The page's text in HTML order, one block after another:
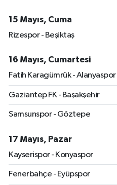
15 Mayıs, Cuma
Rizespor - Beşiktaş
16 Mayıs, Cumartesi
Fatih Karagümrük - Alanyaspor
Gaziantep FK - Başakşehir
Samsunspor - Göztepe
17 Mayıs, Pazar
Kayserispor - Konyaspor
Fenerbahçe - Eyüpspor